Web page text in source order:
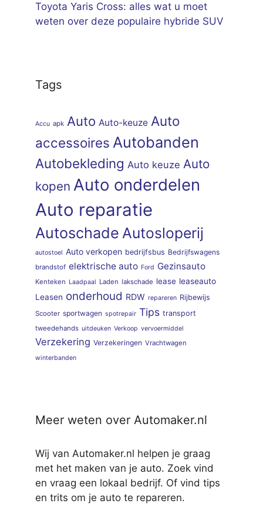
Toyota Yaris Cross: alles wat u moet
weten over deze populaire hybride SUV
Tags
Accu apk Auto Auto-keuze Auto
accessoires Autobanden
Autobekleding Auto keuze Auto
kopen Auto onderdelen
Auto reparatie
Autoschade Autosloperij
autostoel Auto verkopen bedrijfsbus Bedrijfswagens
brandstof elektrische auto Ford Gezinsauto
Kenteken Laadpaal Laden lakschade lease leaseauto
Leasen onderhoud RDW repareren Rijbewijs
Scooter sportwagen spotrepair Tips transport
tweedehands uitdeuken Verkoop vervoermiddel
Verzekering Verzekeringen Vrachtwagen
winterbanden
Meer weten over Automaker.nl
Wij van Automaker.nl helpen je graag
met het maken van je auto. Zoek vind
en vraag een lokaal bedrijf. Of vind tips
en trits om je auto te repareren.